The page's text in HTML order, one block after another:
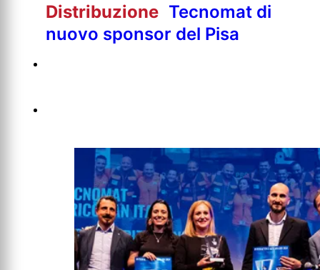
Distribuzione Tecnomat di
nuovo sponsor del Pisa